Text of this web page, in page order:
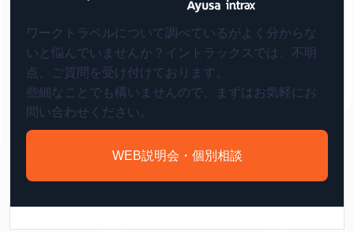
ワークトラベルについて調べているがよく分からな
いと悩んでいませんか？イントラックスでは、不明
点、ご質問を受け付けております。
些細なことでも構いませんので、まずはお気軽にお
問い合わせください。
WEB説明会・個別相談